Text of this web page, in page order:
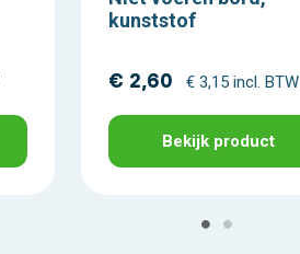
kunststof
€ 2,60 € 3,15 incl. BTW
Bekijk product